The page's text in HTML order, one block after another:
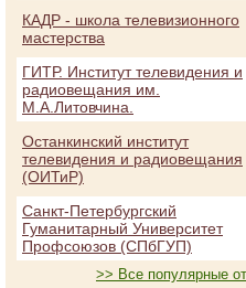
КАДР - школа телевизионного
мастерства
ГИТР. Институт телевидения и
радиовещания им.
М.А.Литовчина.
Останкинский институт
телевидения и радиовещания
(ОИТиР)
Санкт-Петербургский
Гуманитарный Университет
Профсоюзов (СПбГУП)
>> Все популярные